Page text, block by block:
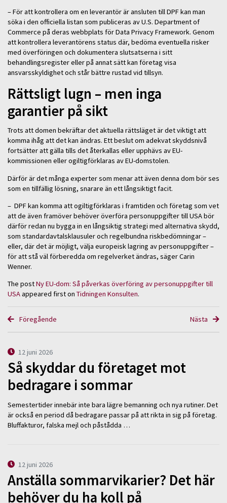
– För att kontrollera om en leverantör är ansluten till DPF kan man
söka i den officiella listan som publiceras av U.S. Department of
Commerce på deras webbplats för Data Privacy Framework. Genom
att kontrollera leverantörens status där, bedöma eventuella risker
med överföringen och dokumentera slutsatserna i sitt
behandlingsregister eller på annat sätt kan företag visa
ansvarsskyldighet och står bättre rustad vid tillsyn.
Rättsligt lugn – men inga
garantier på sikt
Trots att domen bekräftar det aktuella rättsläget är det viktigt att
komma ihåg att det kan ändras. Ett beslut om adekvat skyddsnivå
fortsätter att gälla tills det återkallas eller upphävs av EU-
kommissionen eller ogiltigförklaras av EU-domstolen.
Därför är det många experter som menar att även denna dom bör ses
som en tillfällig lösning, snarare än ett långsiktigt facit.
– DPF kan komma att ogiltigförklaras i framtiden och företag som vet
att de även framöver behöver överföra personuppgifter till USA bör
därför redan nu bygga in en långsiktig strategi med alternativa skydd,
som standardavtalsklausuler och regelbundna riskbedömningar –
eller, där det är möjligt, välja europeisk lagring av personuppgifter –
för att stå väl förberedda om regelverket ändras, säger Carin
Wenner.
The postNy EU-dom: Så påverkas överföring av personuppgifter till
USAappeared first on Tidningen Konsulten.
Föregående Nästa
12 juni 2026
Så skyddar du företaget mot
bedragare i sommar
Semestertider innebär inte bara lägre bemanning och nya rutiner. Det
är också en period då bedragare passar på att rikta in sig på företag.
Bluffakturor, falska mejl och påstådda …
12 juni 2026
Anställa sommarvikarier? Det här
behöver du ha koll på